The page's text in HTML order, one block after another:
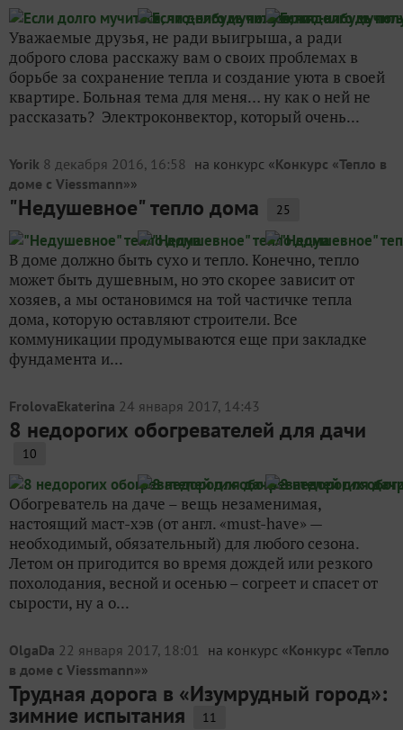
Уважаемые друзья, не ради выигрыша, а ради
доброго слова расскажу вам о своих проблемах в
борьбе за сохранение тепла и создание уюта в своей
квартире. Больная тема для меня… ну как о ней не
рассказать? Электроконвектор, который очень...
Yorik 8 декабря 2016, 16:58 на конкурс «Конкурс «Тепло в
доме с Viessmann»»
"Недушевное" тепло дома 25
В доме должно быть сухо и тепло. Конечно, тепло
может быть душевным, но это скорее зависит от
хозяев, а мы остановимся на той частичке тепла
дома, которую оставляют строители. Все
коммуникации продумываются еще при закладке
фундамента и...
FrolovaEkaterina 24 января 2017, 14:43
8 недорогих обогревателей для дачи
10
Обогреватель на даче – вещь незаменимая,
настоящий маст-хэв (от англ. «must-have» —
необходимый, обязательный) для любого сезона.
Летом он пригодится во время дождей или резкого
похолодания, весной и осенью – согреет и спасет от
сырости, ну а о...
OlgaDa 22 января 2017, 18:01 на конкурс «Конкурс «Тепло
в доме с Viessmann»»
Трудная дорога в «Изумрудный город»:
зимние испытания 11